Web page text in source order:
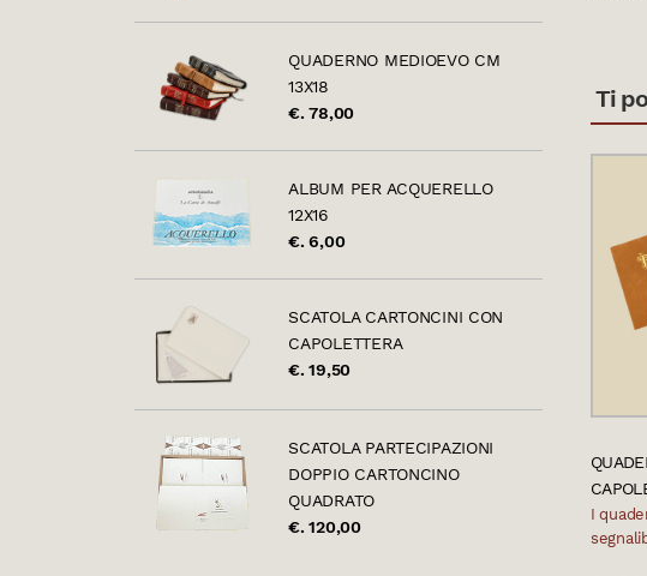
Ti
I
QUADERNO MEDIOEVO CM
13X18
€. 78,00
ALBUM PER ACQUERELLO
12X16
€. 6,00
SCATOLA CARTONCINI CON
CAPOLETTERA
€. 19,50
SCATOLA PARTECIPAZIONI
DOPPIO CARTONCINO
QUADRATO
€. 120,00